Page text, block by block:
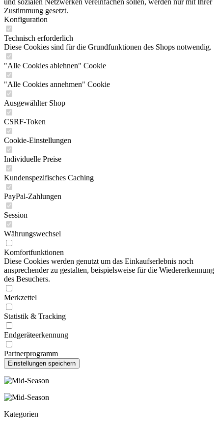
und sozialen Netzwerken vereinfachen sollen, werden nur mit Ihrer
Zustimmung gesetzt.
Konfiguration
Technisch erforderlich
Diese Cookies sind für die Grundfunktionen des Shops notwendig.
"Alle Cookies ablehnen" Cookie
"Alle Cookies annehmen" Cookie
Ausgewählter Shop
CSRF-Token
Cookie-Einstellungen
Individuelle Preise
Kundenspezifisches Caching
PayPal-Zahlungen
Session
Währungswechsel
Komfortfunktionen
Diese Cookies werden genutzt um das Einkaufserlebnis noch
ansprechender zu gestalten, beispielsweise für die Wiedererkennung
des Besuchers.
Merkzettel
Statistik & Tracking
Endgeräteerkennung
Partnerprogramm
Kategorien